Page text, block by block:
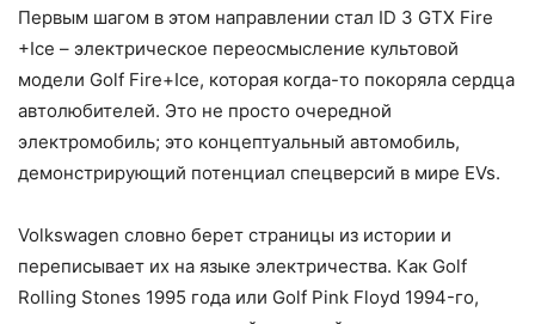
Первым шагом в этом направлении стал ID 3 GTX Fire
+Ice – электрическое переосмысление культовой
модели Golf Fire+Ice, которая когда-то покоряла сердца
автолюбителей. Это не просто очередной
электромобиль; это концептуальный автомобиль,
демонстрирующий потенциал спецверсий в мире EVs.
Volkswagen словно берет страницы из истории и
переписывает их на языке электричества. Как Golf
Rolling Stones 1995 года или Golf Pink Floyd 1994-го,